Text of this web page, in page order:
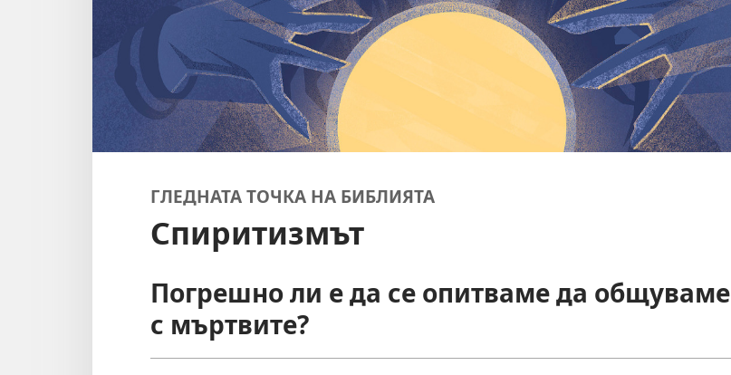
ГЛЕДНАТА ТОЧКА НА БИБЛИЯТА
Спиритизмът
Погрешно ли е да се опитваме да общуваме
с мъртвите?